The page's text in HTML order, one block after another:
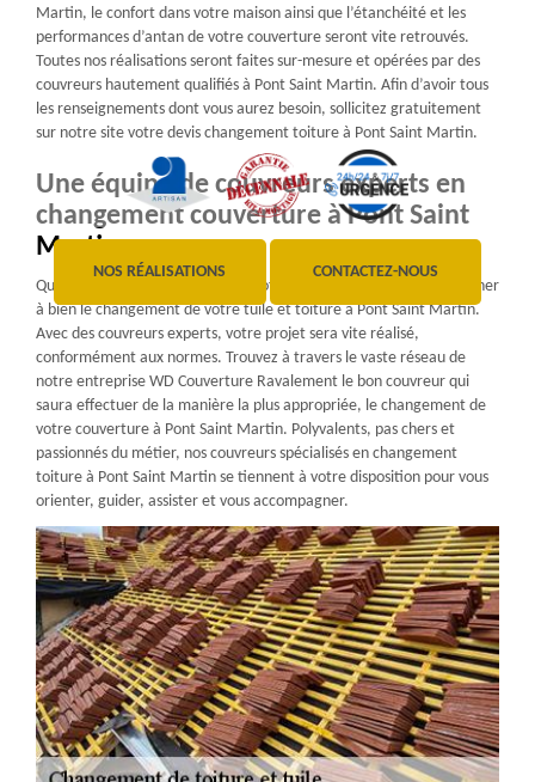
NOS RÉALISATIONS CONTACTEZ-NOUS
Martin, le confort dans votre maison ainsi que l’étanchéité et les
performances d’antan de votre couverture seront vite retrouvés.
Toutes nos réalisations seront faites sur-mesure et opérées par des
couvreurs hautement qualifiés à Pont Saint Martin. Afin d’avoir tous
les renseignements dont vous aurez besoin, sollicitez gratuitement
sur notre site votre devis changement toiture à Pont Saint Martin.
Une équipe de couvreurs experts en
changement couverture à Pont Saint
Martin
Qui de mieux qu’une équipe de professionnels pour planifier et mener
à bien le changement de votre tuile et toiture à Pont Saint Martin.
Avec des couvreurs experts, votre projet sera vite réalisé,
conformément aux normes. Trouvez à travers le vaste réseau de
notre entreprise WD Couverture Ravalement le bon couvreur qui
saura effectuer de la manière la plus appropriée, le changement de
votre couverture à Pont Saint Martin. Polyvalents, pas chers et
passionnés du métier, nos couvreurs spécialisés en changement
toiture à Pont Saint Martin se tiennent à votre disposition pour vous
orienter, guider, assister et vous accompagner.